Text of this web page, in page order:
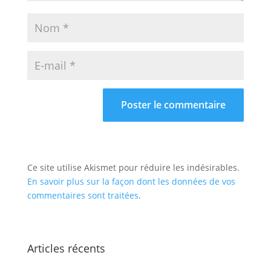
Ce site utilise Akismet pour réduire les indésirables.
En savoir plus sur la façon dont les données de vos
commentaires sont traitées.
Articles récents